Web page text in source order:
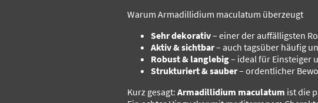
Warum Armadillidium maculatum überzeugt
Sehr dekorativ– einer der auffälligsten
Aktiv & sichtbar– auch tagsüber häufig
Robust & langlebig– ideal für Einsteiger
Strukturiert & sauber– ordentlicher
Kurz gesagt: Armadillidium maculatum ist die